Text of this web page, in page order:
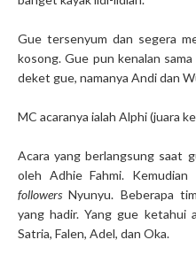
Gue tersenyum dan segera
kosong. Gue pun kenalan
deket gue, namanya Andi dan
MC acaranya ialah Alphi (juara
Acara yang berlangsung saat
oleh Adhie Fahmi. Kemudian
followers Nyunyu. Beberapa
yang hadir. Yang gue ketahui
Satria, Falen, Adel, dan Oka.